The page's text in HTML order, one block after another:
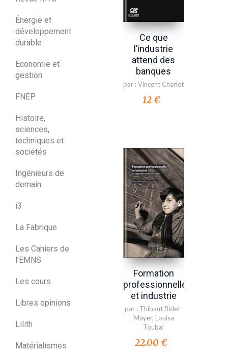
Énergie et
développement
durable
Economie et
gestion
FNEP
Histoire,
sciences,
techniques et
sociétés
Ingénieurs de
demain
i3
La Fabrique
Les Cahiers de
l’EMNS
Les cours
Libres opinions
Lilith
Matérialismes
Ce que
l’industrie
attend des
banques
par :Vincent Charlet
12 €
Formation
professionnelle
et industrie
par : Thibaut Bidet-
Mayer, Louisa
Toubal
22.00 €